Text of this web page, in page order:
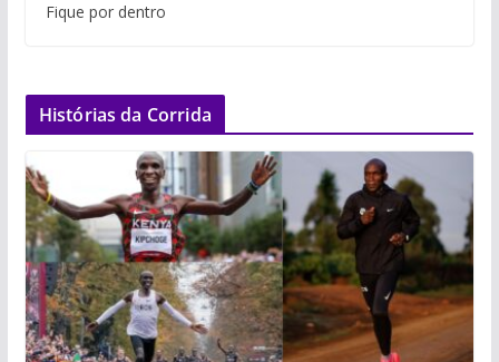
Fique por dentro
Histórias da Corrida